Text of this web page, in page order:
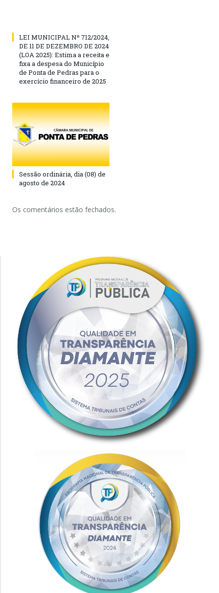
LEI MUNICIPAL Nº 712/2024,
DE 11 DE DEZEMBRO DE 2024
(LOA 2025): Estima a receita e
fixa a despesa do Município
de Ponta de Pedras para o
exercício financeiro de 2025
Sessão ordinária, dia (08) de
agosto de 2024
Os comentários estão fechados.